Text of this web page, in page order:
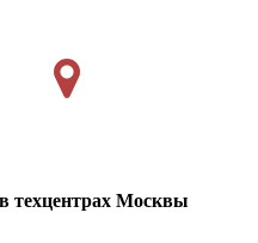
техцентрах Москвы